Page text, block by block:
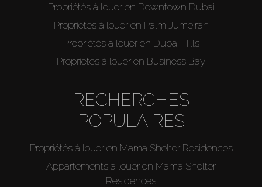
Propriétés à louer en Downtown Dubai
Propriétés à louer en Palm Jumeirah
Propriétés à louer en Dubai Hills
Propriétés à louer en Business Bay
RECHERCHES
POPULAIRES
Propriétés à louer en Mama Shelter Residences
Appartements à louer en Mama Shelter
Residences